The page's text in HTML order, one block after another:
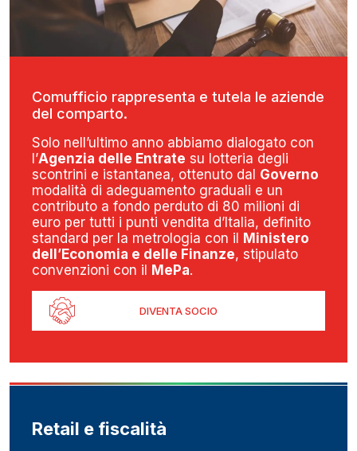
Comufficio rappresenta e tutela le aziende
del comparto.
Solo nell’ultimo anno abbiamo dialogato con
l’Agenzia delle Entrate su lotteria degli
scontrini e istantanea, ottenuto dal Governo
modalità di adeguamento graduali e un
contributo a fondo perduto di 80 milioni di
euro per tutti i punti vendita d’Italia, definito
standard per la metrologia con il
Ministero
dell’Economia e delle Finanze, stipulato
convenzioni con il
MePa.
DIVENTA SOCIO
Retail e fiscalità